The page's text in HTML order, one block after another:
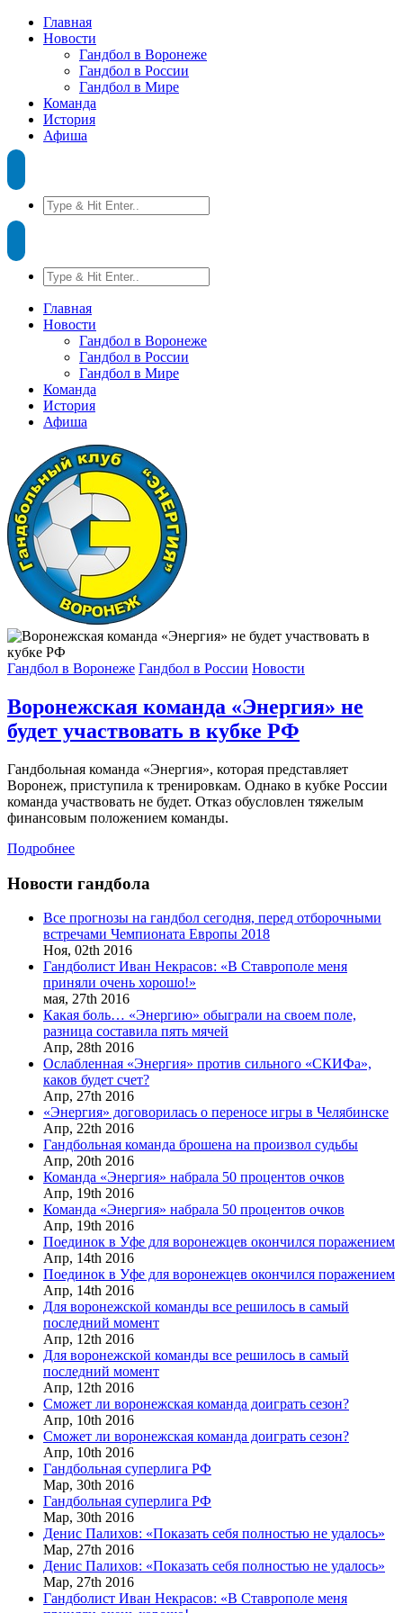
Главная
Новости
Гандбол в Воронеже
Гандбол в России
Гандбол в Мире
Команда
История
Афиша
Главная
Новости
Гандбол в Воронеже
Гандбол в России
Гандбол в Мире
Команда
История
Афиша
Гандбол в Воронеже Гандбол в России Новости
Воронежская команда «Энергия» не
будет участвовать в кубке РФ
Гандбольная команда «Энергия», которая представляет
Воронеж, приступила к тренировкам. Однако в кубке России
команда участвовать не будет. Отказ обусловлен тяжелым
финансовым положением команды.
Подробнее
Новости гандбола
Все прогнозы на гандбол сегодня, перед отборочными
встречами Чемпионата Европы 2018
Ноя, 02th 2016
Гандболист Иван Некрасов: «В Ставрополе меня
приняли очень хорошо!»
мая, 27th 2016
Какая боль… «Энергию» обыграли на своем поле,
разница составила пять мячей
Апр, 28th 2016
Ослабленная «Энергия» против сильного «СКИФа»,
каков будет счет?
Апр, 27th 2016
«Энергия» договорилась о переносе игры в Челябинске
Апр, 22th 2016
Гандбольная команда брошена на произвол судьбы
Апр, 20th 2016
Команда «Энергия» набрала 50 процентов очков
Апр, 19th 2016
Команда «Энергия» набрала 50 процентов очков
Апр, 19th 2016
Поединок в Уфе для воронежцев окончился поражением
Апр, 14th 2016
Поединок в Уфе для воронежцев окончился поражением
Апр, 14th 2016
Для воронежской команды все решилось в самый
последний момент
Апр, 12th 2016
Для воронежской команды все решилось в самый
последний момент
Апр, 12th 2016
Сможет ли воронежская команда доиграть сезон?
Апр, 10th 2016
Сможет ли воронежская команда доиграть сезон?
Апр, 10th 2016
Гандбольная суперлига РФ
Мар, 30th 2016
Гандбольная суперлига РФ
Мар, 30th 2016
Денис Палихов: «Показать себя полностью не удалось»
Мар, 27th 2016
Денис Палихов: «Показать себя полностью не удалось»
Мар, 27th 2016
Гандболист Иван Некрасов: «В Ставрополе меня